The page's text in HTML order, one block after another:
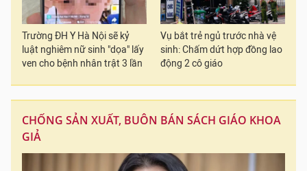
Trường ĐH Y Hà Nội sẽ kỷ
luật nghiêm nữ sinh "dọa" lấy
ven cho bệnh nhân trật 3 lần
Vụ bắt trẻ ngủ trước nhà vệ
sinh: Chấm dứt hợp đồng lao
động 2 cô giáo
CHỐNG SẢN XUẤT, BUÔN BÁN SÁCH GIÁO KHOA
GIẢ